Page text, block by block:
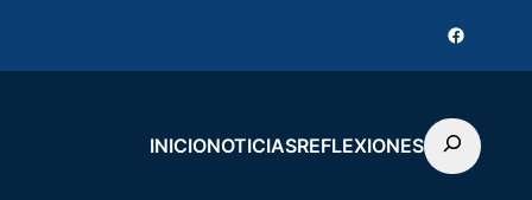
INICIONOTICIASREFLEXIONES